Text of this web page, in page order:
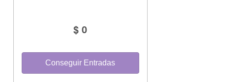
$ 0
Conseguir Entradas